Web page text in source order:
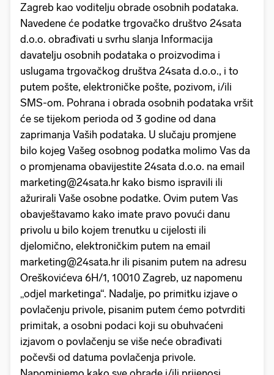
Zagreb kao voditelju obrade osobnih podataka.
Navedene će podatke trgovačko društvo 24sata
d.o.o. obrađivati u svrhu slanja Informacija
davatelju osobnih podataka o proizvodima i
uslugama trgovačkog društva 24sata d.o.o., i to
putem pošte, elektroničke pošte, pozivom, i/ili
SMS-om. Pohrana i obrada osobnih podataka vršit
će se tijekom perioda od 3 godine od dana
zaprimanja Vaših podataka. U slučaju promjene
bilo kojeg Vašeg osobnog podatka molimo Vas da
o promjenama obavijestite 24sata d.o.o. na email
marketing@24sata.hr kako bismo ispravili ili
ažurirali Vaše osobne podatke. Ovim putem Vas
obavještavamo kako imate pravo povući danu
privolu u bilo kojem trenutku u cijelosti ili
djelomično, elektroničkim putem na email
marketing@24sata.hr ili pisanim putem na adresu
Oreškovićeva 6H/1, 10010 Zagreb, uz napomenu
„odjel marketinga“. Nadalje, po primitku izjave o
povlačenju privole, pisanim putem ćemo potvrditi
primitak, a osobni podaci koji su obuhvaćeni
izjavom o povlačenju se više neće obrađivati
počevši od datuma povlačenja privole.